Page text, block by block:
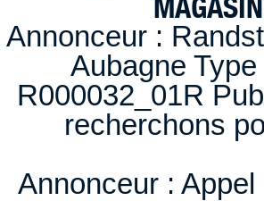
Annonceur :
Aubagne
R000032_01R
recherchons
Annonceur :